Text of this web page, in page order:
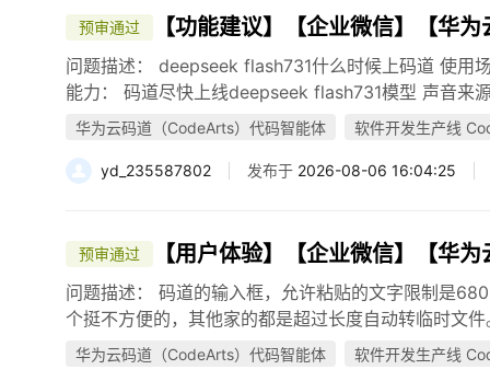
预审通过 【功能建议】【企业微信】【华
问题描述： deepseek flash731什么时候上码道 使用
能力： 码道尽快上线deepseek flash731模型 声音来
华为云码道（CodeArts）代码智能体 软件开发生产线
yd_235587802 发布于 2026-08-06 16:04:25
预审通过 【用户体验】【企业微信】【华
问题描述： 码道的输入框，允许粘贴的文字限制是
个挺不方便的，其他家的都是超过长度自动转临时文
华为云码道（CodeArts）代码智能体 软件开发生产线